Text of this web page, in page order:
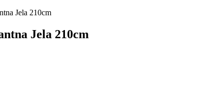
Jela 210cm
Jela 210cm